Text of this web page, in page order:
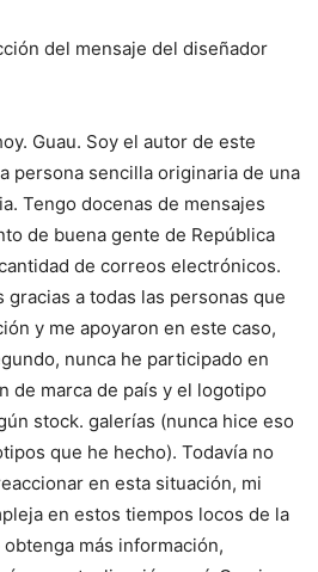
del mensaje del diseñador
Guau. Soy el autor de este
persona sencilla originaria de una
Tengo docenas de mensajes
de buena gente de República
de correos electrónicos.
gracias a todas las personas que
y me apoyaron en este caso,
nunca he participado en
de marca de país y el logotipo
stock. galerías (nunca hice eso
que he hecho). Todavía no
en esta situación, mi
en estos tiempos locos de la
más información,